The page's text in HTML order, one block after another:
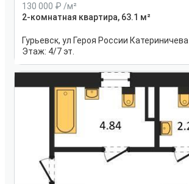
130 000
/м²
2-комнатная квартира, 63.1 м²
Гурьевск, ул Героя России Катериничева
Этаж: 4/7 эт.